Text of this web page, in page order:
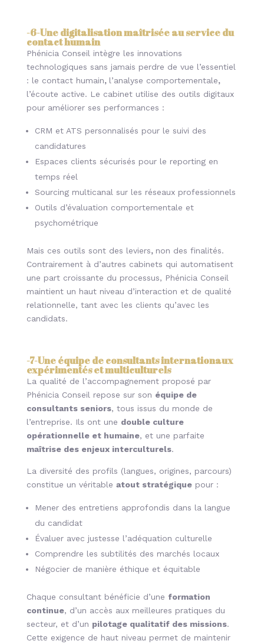
-6-Une digitalisation maîtrisée au service du
contact humain
Phénicia Conseil intègre les innovations
technologiques sans jamais perdre de vue l’essentiel
: le contact humain, l’analyse comportementale,
l’écoute active. Le cabinet utilise des outils digitaux
pour améliorer ses performances :
CRM et ATS personnalisés pour le suivi des
candidatures
Espaces clients sécurisés pour le reporting en
temps réel
Sourcing multicanal sur les réseaux professionnels
Outils d’évaluation comportementale et
psychométrique
Mais ces outils sont des leviers, non des finalités.
Contrairement à d’autres cabinets qui automatisent
une part croissante du processus, Phénicia Conseil
maintient un haut niveau d’interaction et de qualité
relationnelle, tant avec les clients qu’avec les
candidats.
-7-Une équipe de consultants internationaux
expérimentés et multiculturels
La qualité de l’accompagnement proposé par
Phénicia Conseil repose sur son équipe de
consultants seniors, tous issus du monde de
l’entreprise. Ils ont une double culture
opérationnelle et humaine, et une parfaite
maîtrise des enjeux interculturels.
La diversité des profils (langues, origines, parcours)
constitue un véritable atout stratégiquepour :
Mener des entretiens approfondis dans la langue
du candidat
Évaluer avec justesse l’adéquation culturelle
Comprendre les subtilités des marchés locaux
Négocier de manière éthique et équitable
Chaque consultant bénéficie d’une formation
continue, d’un accès aux meilleures pratiques du
secteur, et d’un pilotage qualitatif des missions.
Cette exigence de haut niveau permet de maintenir